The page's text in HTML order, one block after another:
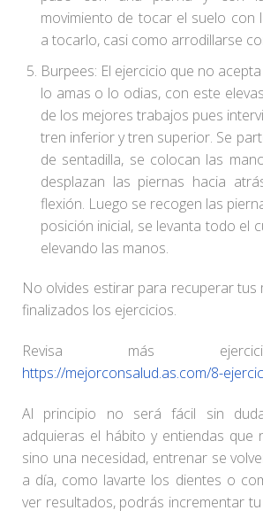
movimiento de tocar el suelo con
a tocarlo, casi como arrodillarse
Burpees: El ejercicio que no
lo amas o lo odias, con este
de los mejores trabajos pues
tren inferior y tren superior. Se
de sentadilla, se colocan las
desplazan las piernas hacia
flexión. Luego se recogen las
posición inicial, se levanta todo el
elevando las manos.
No olvides estirar para recuperar tus
finalizados los ejercicios.
Revisa más
https://mejorconsalud.as.com/8-
Al principio no será fácil sin
adquieras el hábito y entiendas que
sino una necesidad, entrenar se
a día, como lavarte los dientes o
ver resultados, podrás incrementar